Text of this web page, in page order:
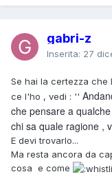
gabri-z
Inserita: 27
Se hai la certezza che
ce l'ho , vedi : ''
che pensare a
chi sa quale ragione ,
E devi trovarlo...
Ma resta ancora da
cosa e come